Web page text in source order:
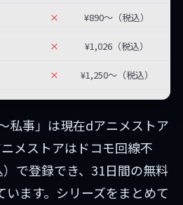
× ¥890〜（税込）
× ¥1,026（税込）
× ¥1,250〜（税込）
私事」は現在dアニメストア
メストアはドコモ回線不
で登録でき、31日間の無料
ます。シリーズをまとめて